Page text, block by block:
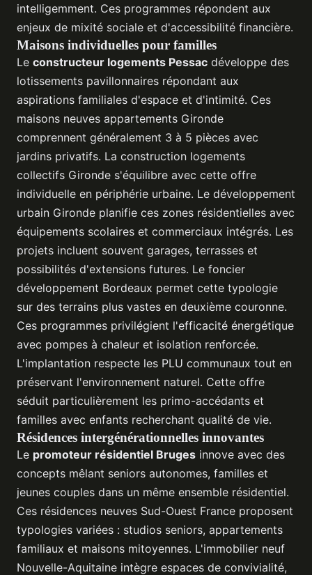
intelligemment. Ces programmes répondent aux
enjeux de mixité sociale et d'accessibilité financière.
Maisons individuelles pour familles
Le constructeur logements Pessac développe des
lotissements pavillonnaires répondant aux
aspirations familiales d'espace et d'intimité. Ces
maisons neuves appartements Gironde
comprennent généralement 3 à 5 pièces avec
jardins privatifs. La construction logements
collectifs Gironde s'équilibre avec cette offre
individuelle en périphérie urbaine. Le développement
urbain Gironde planifie ces zones résidentielles avec
équipements scolaires et commerciaux intégrés. Les
projets incluent souvent garages, terrasses et
possibilités d'extensions futures. Le foncier
développement Bordeaux permet cette typologie
sur des terrains plus vastes en deuxième couronne.
Ces programmes privilégient l'efficacité énergétique
avec pompes à chaleur et isolation renforcée.
L'implantation respecte les PLU communaux tout en
préservant l'environnement naturel. Cette offre
séduit particulièrement les primo-accédants et
familles avec enfants recherchant qualité de vie.
Résidences intergénérationnelles innovantes
Le promoteur résidentiel Bruges innove avec des
concepts mêlant seniors autonomes, familles et
jeunes couples dans un même ensemble résidentiel.
Ces résidences neuves Sud-Ouest France proposent
typologies variées : studios seniors, appartements
familiaux et maisons mitoyennes. L'immobilier neuf
Nouvelle-Aquitaine intègre espaces de convivialité,